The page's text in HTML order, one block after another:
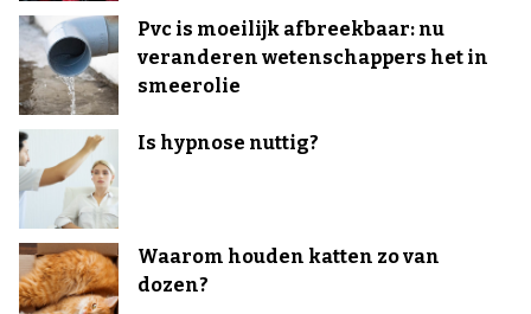
Pvc is moeilijk afbreekbaar: nu
veranderen wetenschappers het in
smeerolie
Is hypnose nuttig?
Waarom houden katten zo van
dozen?